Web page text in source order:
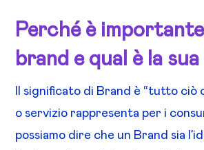
Perché è
brand e qual è la
Il significato di Brand è “tutto
o servizio rappresenta per i
possiamo dire che un Brand sia